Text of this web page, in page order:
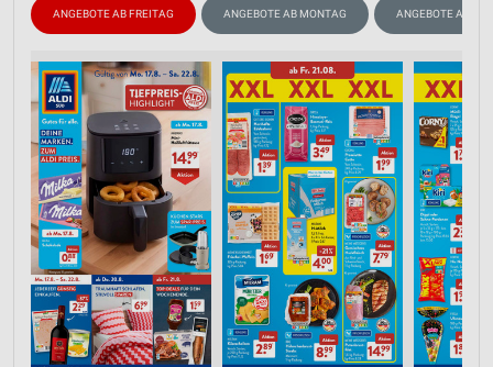
ANGEBOTE AB FREITAG ANGEBOTE AB MONTAG ANGEBOTE AB